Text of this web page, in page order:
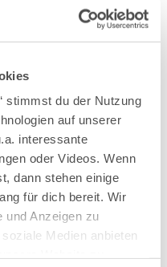
stimmst du der Nutzung
auf unserer
interessante
oder Videos. Wenn
dann stehen einige
für dich bereit. Wir
und Anzeigen zu
Medien anbieten
auf die Piste
sich –